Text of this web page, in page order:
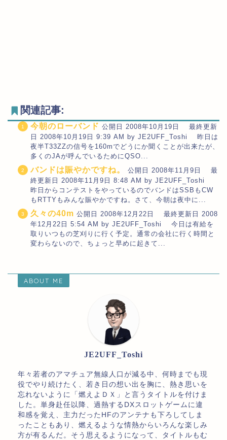
関連記事:
今朝のローバンド 公開日 2008年10月19日 最終更新
日 2008年10月19日 9:39 AM by JE2UFF_Toshi 昨日は
夜半T33ZZの信号を160mでどうにか聞くことが出来たが、
多くのJAが呼んでいるためにQSO...
バンドは賑やかですね。
公開日 2008年11月9日 最
終更新日 2008年11月9日 8:48 AM by JE2UFF_Toshi
昨日からコンテストをやっているのでバンドはSSBもCW
もRTTYもみんな賑やかですね。さて、今朝は夜中に...
久々の40m 公開日 2008年12月22日 最終更新日 2008
年12月22日 5:54 AM by JE2UFF_Toshi 今日は有給を
取りいつもの芝刈りに行く予定。通常の会社に行く時間と
変わらないので、ちょっと早めに起きて...
ABOUT ME
JE2UFF_Toshi
年々若者のアマチュア無線人口が減る中、何時までも現
役でやり続けたく、若き日の想い出を胸に、熱き思いを
忘れないように「燃えよＤＸ」と言うタイトルを付けま
した。単身赴任以降、過熱するDXスロットゲームに違
和感を覚え、主力だったHFのアンテナも下ろしてしま
ったこともあり、燃えるような情熱からいろんな楽しみ
方が有るんだ。そう思えるようになって、タイトルもむ